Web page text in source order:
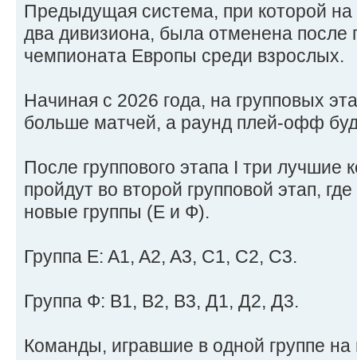
Предыдущая система, при которой на
два дивизиона, была отменена после
чемпионата Европы среди взрослых.
Начиная с 2026 года, на групповых
больше матчей, а раунд плей-офф
После группового этапа I три лучшие
пройдут во второй групповой этап,
новые группы (E и Ф).
Группа E: A1, A2, A3, C1, C2, C3.
Группа Ф: B1, B2, B3, Д1, Д2, Д3.
Команды, игравшие в одной группе на